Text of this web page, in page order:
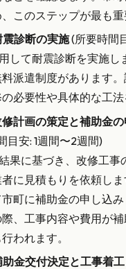
このステップが最も重
診断の実施(所要時間
して耐震診断を実施し
料派遣制度があります
必要性や具体的な工法
計画の策定と補助金
目安: 1週間〜2週間)
果に基づき、改修工事
に見積もりを依頼し
町に補助金の申し込
、工事内容や費用が
われます。
助金交付決定と工事着工